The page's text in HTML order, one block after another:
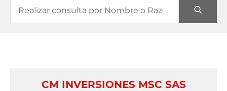
CM INVERSIONES MSC SAS